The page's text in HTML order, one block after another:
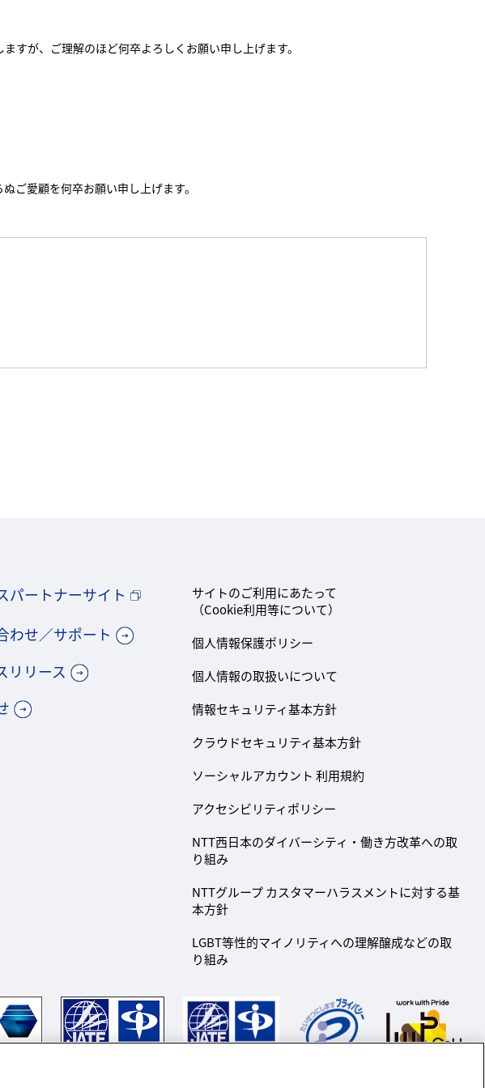
すが、ご理解のほど何卒よろしくお願い申し上げます。
ご愛顧を何卒お願い申し上げます。
パートナーサイト
わせ／サポート
リリース
サイトのご利用にあたって
（Cookie利用等について）
個人情報保護ポリシー
個人情報の取扱いについて
情報セキュリティ基本方針
クラウドセキュリティ基本方針
ソーシャルアカウント 利用規約
アクセシビリティポリシー
NTT西日本のダイバーシティ・働き方改革への取
り組み
NTTグループ カスタマーハラスメントに対する基
本方針
LGBT等性的マイノリティへの理解醸成などの取
り組み